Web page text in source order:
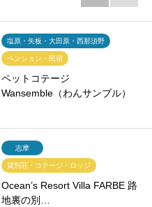
塩原・矢板・大田原・西那須野
ペンション・民宿
ペットコテージ
Wansemble（わんサンブル）
志摩
貸別荘・コテージ・ロッジ
Ocean’s Resort Villa FARBE 路
地裏の別…